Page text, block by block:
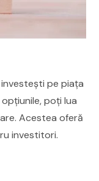
pe piața
poți lua
Acestea oferă
investitori.